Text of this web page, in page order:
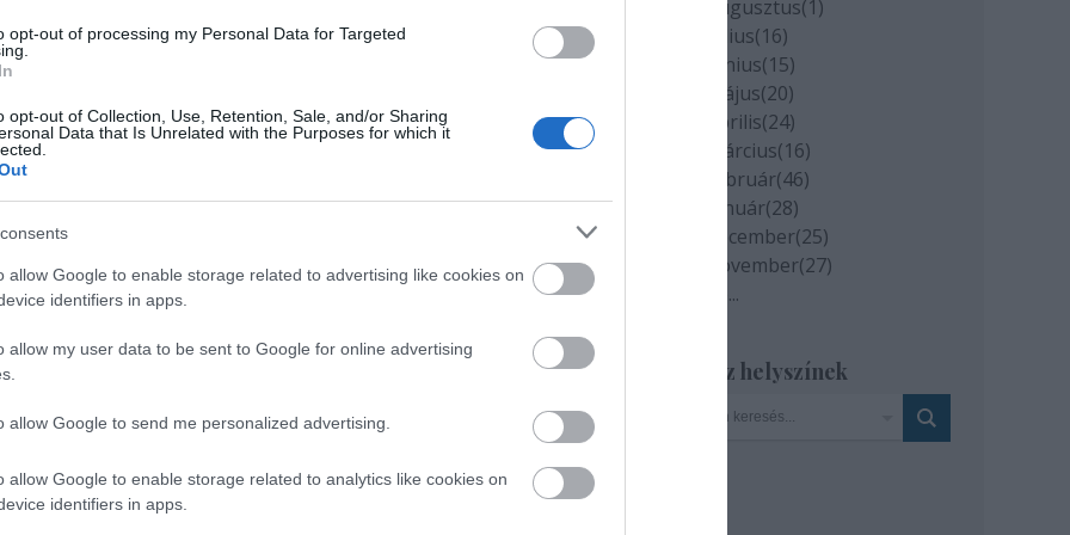
opt-out of processing my Personal Data for Targeted
opt-out of Collection, Use, Retention, Sale, and/or Sharing
Data that Is Unrelated with the Purposes for which it
allow Google to enable storage related to advertising like cookies on
identifiers in apps.
allow my user data to be sent to Google for online advertising
allow Google to send me personalized advertising.
allow Google to enable storage related to analytics like cookies on
identifiers in apps.
arat, a közönség és a kritikusok körében egyaránt.
fűszerezett, énekes-táncos udvari komédia
valamennyi korosztály kedvence.
***
Úrhatnám polgár
francia nyelven, magyar feliratozással -
Vincent Dumestre
március 31., 19 .00
2020 augusztus(1)
2020 július(16)
2020 június(15)
2020 május(20)
2020 április(24)
2020 március(16)
2020 február(46)
2020 január(28)
2019 december(25)
2019 november(27)
...
Szinház helyszínek